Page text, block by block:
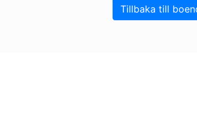
Tillbaka till